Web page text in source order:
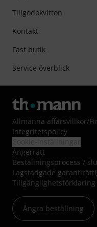
Tillgodokvitton
Kontakt
Fast butik
Service överblick
Allmänna affärsvillkor/
Integritetspolicy
Ångerrätt
Beställningsprocess /
Lagstadgade
Tillgänglighetsförklaring
Ångra beställning